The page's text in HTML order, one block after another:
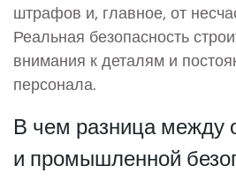
штрафов и, главное, от
Реальная безопасность
внимания к деталям и
персонала.
В чем разница между
и промышленной